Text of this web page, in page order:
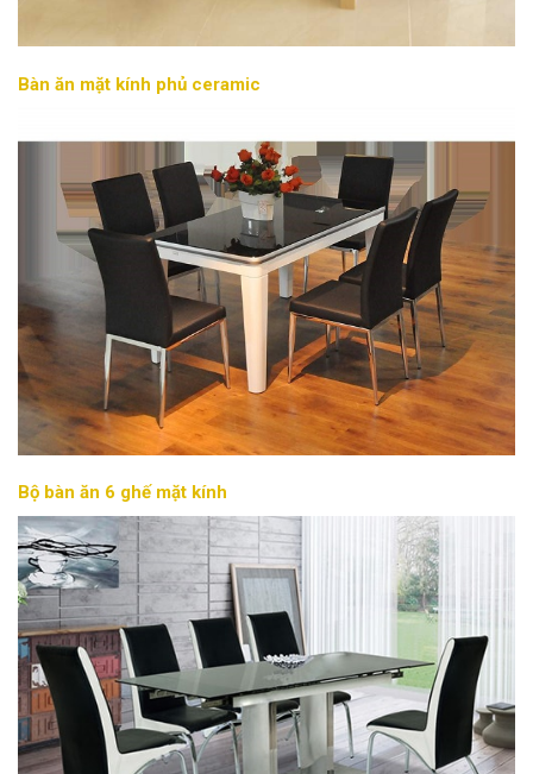
Bàn ăn mặt kính phủ ceramic
Bộ bàn ăn 6 ghế mặt kính